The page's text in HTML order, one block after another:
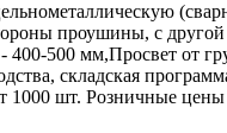
проушины, с
400-500 мм,Просвет от
складская
1000 шт. Розничные